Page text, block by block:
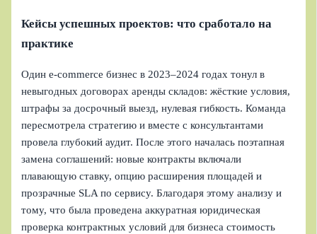
Кейсы успешных проектов: что сработало на
практике
Один e-commerce бизнес в 2023–2024 годах тонул в
невыгодных договорах аренды складов: жёсткие условия,
штрафы за досрочный выезд, нулевая гибкость. Команда
пересмотрела стратегию и вместе с консультантами
провела глубокий аудит. После этого началась поэтапная
замена соглашений: новые контракты включали
плавающую ставку, опцию расширения площадей и
прозрачные SLA по сервису. Благодаря этому анализу и
тому, что была проведена аккуратная юридическая
проверка контрактных условий для бизнеса стоимость